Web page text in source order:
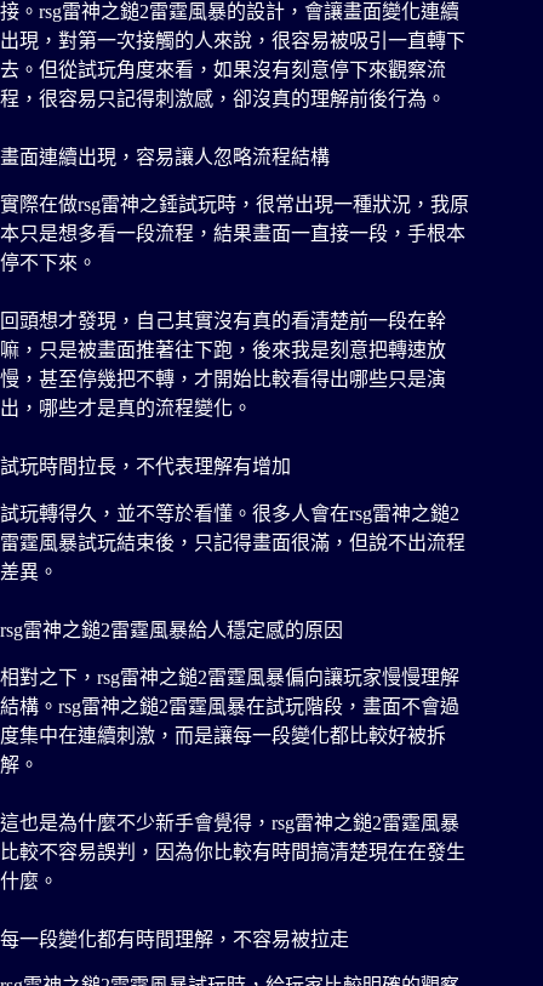
接。rsg雷神之鎚2雷霆風暴的設計，會讓畫面變化連續
出現，對第一次接觸的人來說，很容易被吸引一直轉下
去。但從試玩角度來看，如果沒有刻意停下來觀察流
程，很容易只記得刺激感，卻沒真的理解前後行為。
畫面連續出現，容易讓人忽略流程結構
實際在做rsg雷神之錘試玩時，很常出現一種狀況，我原
本只是想多看一段流程，結果畫面一直接一段，手根本
停不下來。
回頭想才發現，自己其實沒有真的看清楚前一段在幹
嘛，只是被畫面推著往下跑，後來我是刻意把轉速放
慢，甚至停幾把不轉，才開始比較看得出哪些只是演
出，哪些才是真的流程變化。
試玩時間拉長，不代表理解有增加
試玩轉得久，並不等於看懂。很多人會在rsg雷神之鎚2
雷霆風暴試玩結束後，只記得畫面很滿，但說不出流程
差異。
rsg雷神之鎚2雷霆風暴給人穩定感的原因
相對之下，rsg雷神之鎚2雷霆風暴偏向讓玩家慢慢理解
結構。rsg雷神之鎚2雷霆風暴在試玩階段，畫面不會過
度集中在連續刺激，而是讓每一段變化都比較好被拆
解。
這也是為什麼不少新手會覺得，rsg雷神之鎚2雷霆風暴
比較不容易誤判，因為你比較有時間搞清楚現在在發生
什麼。
每一段變化都有時間理解，不容易被拉走